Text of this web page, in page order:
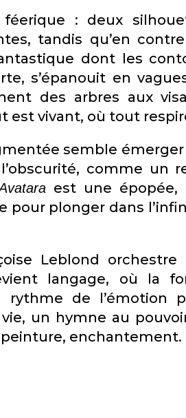
: deux
tandis qu’en
dont les
s’épanouit en
des arbres aux
est vivant, où tout
semble émerger
comme un
est une épopée,
pour plonger dans
Leblond orchestre
langage, où la
rythme de l’émotion
un hymne au
peinture, enchantement.